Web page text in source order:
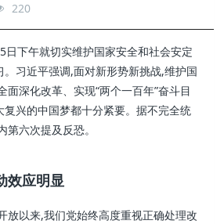
220
日下午就切实维护国家安全和社会安定
习近平强调,面对新形势新挑战,维护国
面深化改革、实现“两个一百年”奋斗目
兴的中国梦都十分紧要。据不完全统
六次提及反恐。
效应明显
放以来,我们党始终高度重视正确处理改